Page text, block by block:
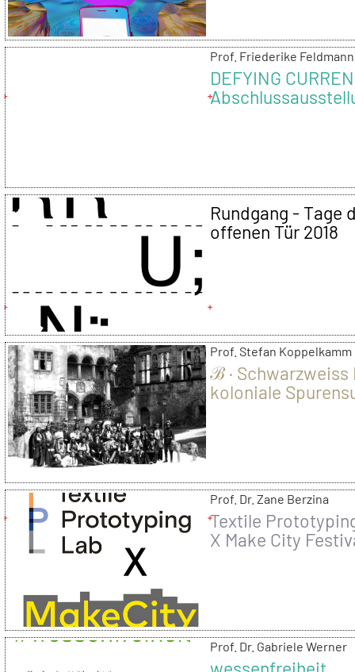
Prof. Friederike Feldmann
DEFYING
Rundgang - Tage
offenen Tür 2018
Prof. Stefan Koppelkamm
ℬ · Schwarzweiss
koloniale
Prof. Dr. Zane Berzina
Textile
X Make City
Prof. Dr. Gabriele Werner